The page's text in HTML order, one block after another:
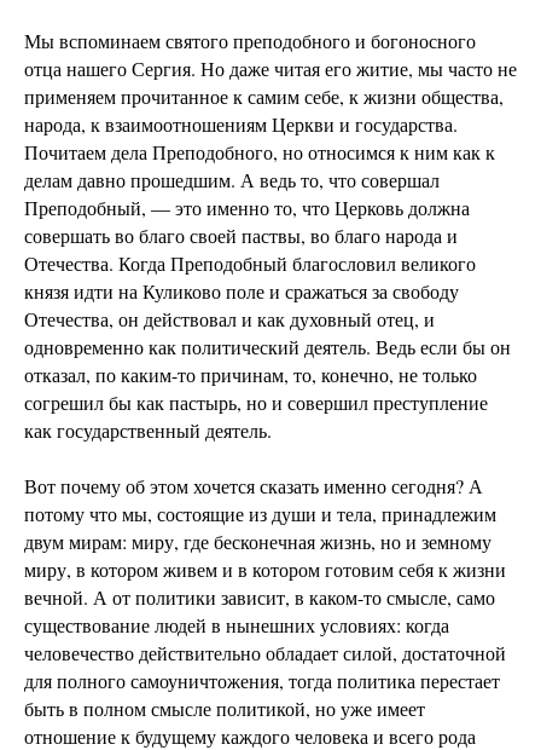
Мы вспоминаем святого преподобного и богоносного
отца нашего Сергия. Но даже читая его житие, мы часто не
применяем прочитанное к самим себе, к жизни общества,
народа, к взаимоотношениям Церкви и государства.
Почитаем дела Преподобного, но относимся к ним как к
делам давно прошедшим. А ведь то, что совершал
Преподобный, — это именно то, что Церковь должна
совершать во благо своей паствы, во благо народа и
Отечества. Когда Преподобный благословил великого
князя идти на Куликово поле и сражаться за свободу
Отечества, он действовал и как духовный отец, и
одновременно как политический деятель. Ведь если бы он
отказал, по каким-то причинам, то, конечно, не только
согрешил бы как пастырь, но и совершил преступление
как государственный деятель.
Вот почему об этом хочется сказать именно сегодня? А
потому что мы, состоящие из души и тела, принадлежим
двум мирам: миру, где бесконечная жизнь, но и земному
миру, в котором живем и в котором готовим себя к жизни
вечной. А от политики зависит, в каком-то смысле, само
существование людей в нынешних условиях: когда
человечество действительно обладает силой, достаточной
для полного самоуничтожения, тогда политика перестает
быть в полном смысле политикой, но уже имеет
отношение к будущему каждого человека и всего рода